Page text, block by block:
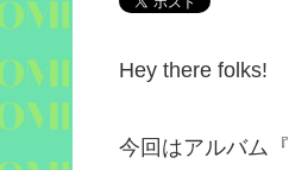
Hey there folks!
今回はアルバム『